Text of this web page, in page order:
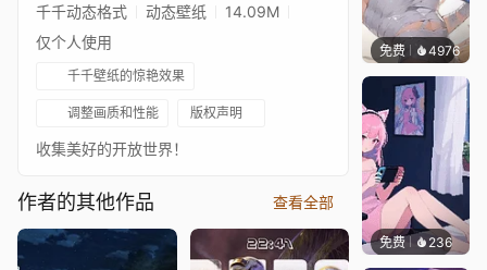
千千动态格式 动态壁纸
14.09M
仅个人使用
千千壁纸的惊艳效果
调整画质和性能 版权声明
收集美好的开放世界！
作者的其他作品 查看全部
免费 4976
免费 236好看